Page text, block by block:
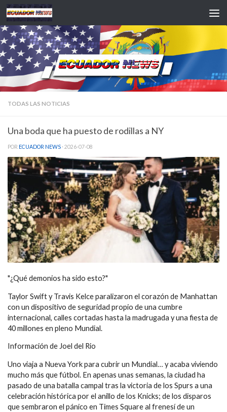
Saltar al contenido
TODAS LAS NOTICIAS
Una boda que ha puesto de rodillas a NY
POR ECUADOR NEWS · 2026-07-08
"¿Qué demonios ha sido esto?"
Taylor Swift y Travis Kelce paralizaron el corazón de Manhattan
con un dispositivo de seguridad propio de una cumbre
internacional, calles cortadas hasta la madrugada y una fiesta de
40 millones en pleno Mundial.
Información de Joel del Rio
Uno viaja a Nueva York para cubrir un Mundial… y acaba viviendo
mucho más que fútbol. En apenas unas semanas, la ciudad ha
pasado de una batalla campal tras la victoria de los Spurs a una
celebración histórica por el anillo de los Knicks; de los disparos
que sembraron el pánico en Times Square al frenesí de un